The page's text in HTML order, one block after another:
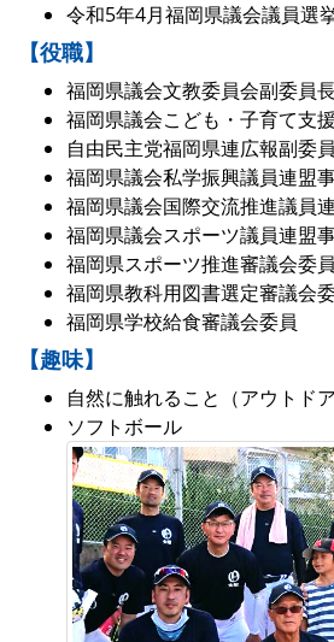
令和5年4月福岡県議会議員選
【役職】
福岡県議会文教委員会副委員
福岡県議会こども・子育て支
自由民主党福岡県連広報副委
福岡県議会私学振興議員連盟
福岡県議会国際交流推進議員
福岡県議会スポーツ議員連盟
福岡県スポーツ推進審議会委員
福岡県教科用図書選定審議会
福岡県学校給食審議会委員
【趣味】
自然に触れること（アウトドア
ソフトボール